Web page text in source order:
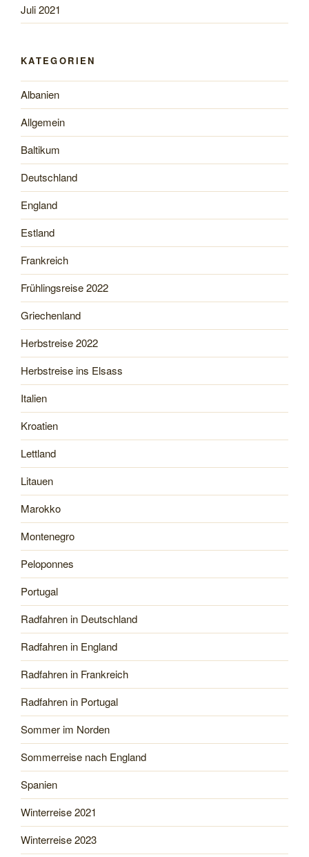
Juli 2021
KATEGORIEN
Albanien
Allgemein
Baltikum
Deutschland
England
Estland
Frankreich
Frühlingsreise 2022
Griechenland
Herbstreise 2022
Herbstreise ins Elsass
Italien
Kroatien
Lettland
Litauen
Marokko
Montenegro
Peloponnes
Portugal
Radfahren in Deutschland
Radfahren in England
Radfahren in Frankreich
Radfahren in Portugal
Sommer im Norden
Sommerreise nach England
Spanien
Winterreise 2021
Winterreise 2023